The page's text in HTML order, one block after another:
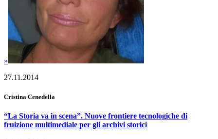
»
27.11.2014
Cristina Cenedella
“La Storia va in scena”. Nuove frontiere tecnologiche di
fruizione multimediale per gli archivi storici